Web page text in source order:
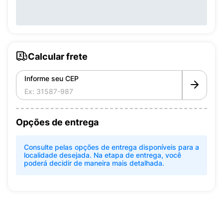
Calcular frete
Informe seu CEP
Opções de entrega
Consulte pelas opções de entrega disponíveis para a
localidade desejada. Na etapa de entrega, você
poderá decidir de maneira mais detalhada.